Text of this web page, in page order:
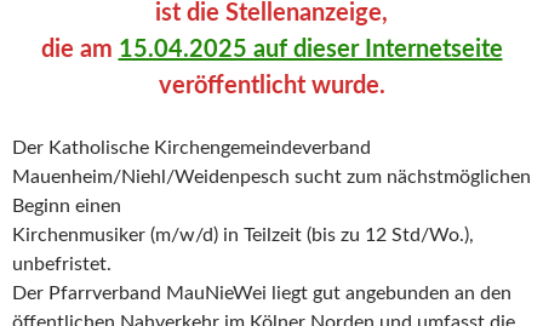
ist die Stellenanzeige,
die am 15.04.2025 auf dieser Internetseite
veröffentlicht wurde.
Der Katholische Kirchengemeindeverband
Mauenheim/Niehl/Weidenpesch sucht zum nächstmöglichen
Beginn einen
Kirchenmusiker (m/w/d) in Teilzeit (bis zu 12 Std/Wo.),
unbefristet.
Der Pfarrverband MauNieWei liegt gut angebunden an den